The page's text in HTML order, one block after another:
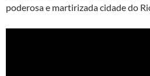
poderosa e martirizada cidade do